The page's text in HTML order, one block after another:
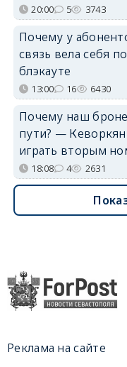
20:00 5 3743
Почему у
связь вела себя
блэкауте
13:00 16 6430
Почему наш
пути? —
играть вторым
18:08 4 2631
Реклама на сайте